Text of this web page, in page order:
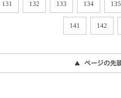
131 132 133 134 135
141 142